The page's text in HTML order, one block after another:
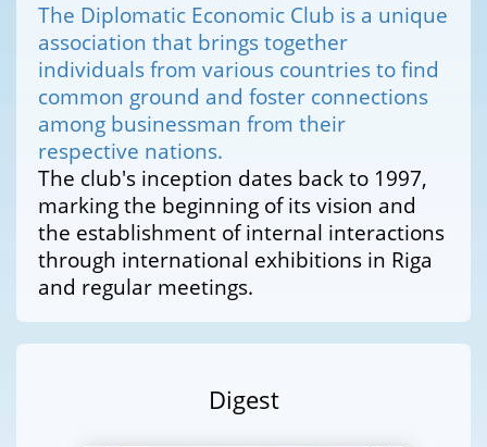
The Diplomatic Economic Club is a unique
association that brings together
individuals from various countries to find
common ground and foster connections
among businessman from their
respective nations.
The club's inception dates back to 1997,
marking the beginning of its vision and
the establishment of internal interactions
through international exhibitions in Riga
and regular meetings.
Digest